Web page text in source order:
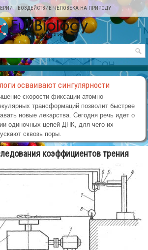
ВОЗДЕЙСТВИЕ ЧЕЛОВЕКА НА ПРИРОДУ
осваивают сингулярности
скорости фиксации атомно-
трансформаций позволит быстрее
новые лекарства. Сегодня речь идет о
одиночных цепей ДНК, для чего их
сквозь поры.
коэффициентов трения